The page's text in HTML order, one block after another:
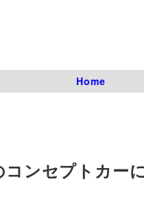
Home
コンセプトカー